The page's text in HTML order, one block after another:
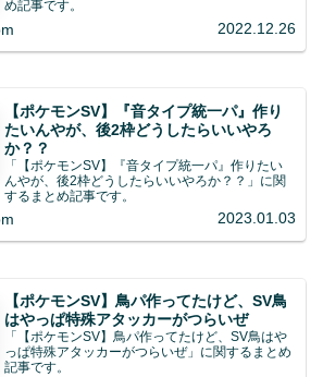
め記事です。
2022.12.26
【ポケモンSV】『音タイプ統一パ』作り
たいんやが、後2枠どうしたらいいやろ
か？？
「【ポケモンSV】『音タイプ統一パ』作りたい
んやが、後2枠どうしたらいいやろか？？」に関
するまとめ記事です。
2023.01.03
【ポケモンSV】鳥パ作ってたけど、SV鳥
はやっぱ特殊アタッカーがつらいぜ
「【ポケモンSV】鳥パ作ってたけど、SV鳥はや
っぱ特殊アタッカーがつらいぜ」に関するまとめ
記事です。